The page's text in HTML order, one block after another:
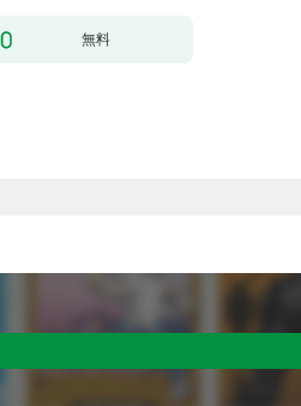
無料